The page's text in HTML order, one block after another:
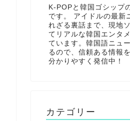
K-POPと韓国ゴシップ
です。 アイドルの最新
れざる裏話まで、現地
てリアルな韓国エンタ
ています。韓国語ニュ
るので、信頼ある情報
分かりやすく発信中！
カテゴリー